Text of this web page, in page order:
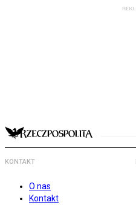
KONTAKT
O nas
Kontakt